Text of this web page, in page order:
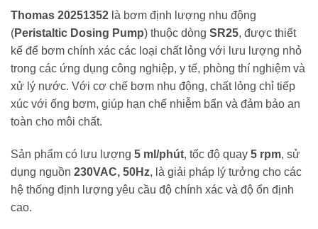
Thomas 20251352 là bơm định lượng nhu động
(Peristaltic Dosing Pump) thuộc dòng SR25, được thiết
kế để bơm chính xác các loại chất lỏng với lưu lượng nhỏ
trong các ứng dụng công nghiệp, y tế, phòng thí nghiệm và
xử lý nước. Với cơ chế bơm nhu động, chất lỏng chỉ tiếp
xúc với ống bơm, giúp hạn chế nhiễm bẩn và đảm bảo an
toàn cho môi chất.
Sản phẩm có lưu lượng 5 ml/phút, tốc độ quay 5 rpm, sử
dụng nguồn 230VAC, 50Hz, là giải pháp lý tưởng cho các
hệ thống định lượng yêu cầu độ chính xác và độ ổn định
cao.